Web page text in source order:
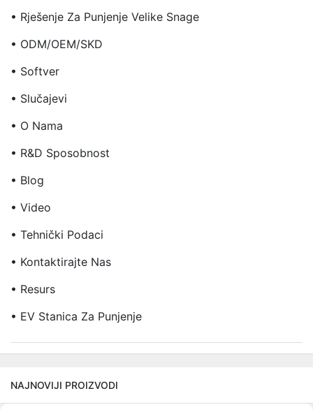
• Rješenje Za Punjenje Velike Snage
• ODM/OEM/SKD
• Softver
• Slučajevi
• O Nama
• R&D Sposobnost
• Blog
• Video
• Tehnički Podaci
• Kontaktirajte Nas
• Resurs
• EV Stanica Za Punjenje
NAJNOVIJI PROIZVODI